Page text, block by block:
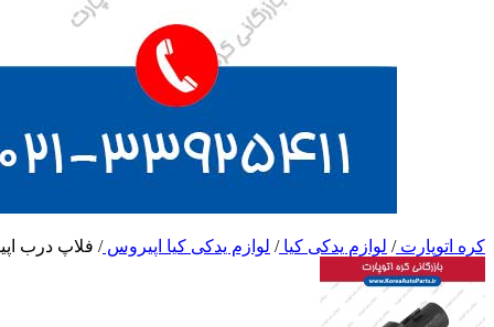
کره اتوپارت/ لوازم یدکی کیا/ لوازم یدکی کیا اپیروس/ فلاپ درب